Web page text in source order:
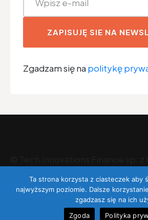
ZAPISUJĘ SIE NA
Zgadzam się na politykę
Ta strona korzysta z ciasteczek aby
najwyższym poziomie. Dalsze
zgadzasz się na ich
Zgoda
Polityka